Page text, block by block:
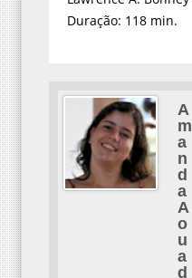
Duração: 118 min.
A
m
a
n
d
a
A
o
u
a
d